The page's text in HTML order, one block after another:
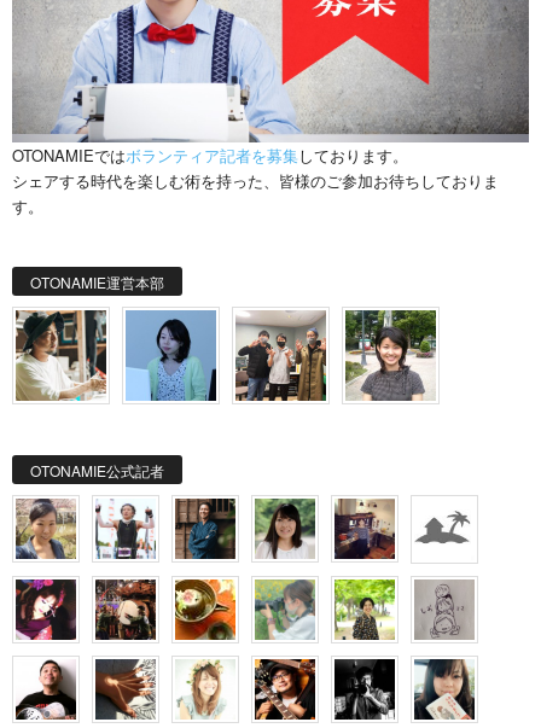
OTONAMIEではボランティア記者を募集しております。
シェアする時代を楽しむ術を持った、皆様のご参加お待ちしておりま
す。
OTONAMIE運営本部
OTONAMIE公式記者